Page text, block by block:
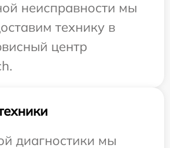
неисправности мы
технику в
центр
диагностики мы